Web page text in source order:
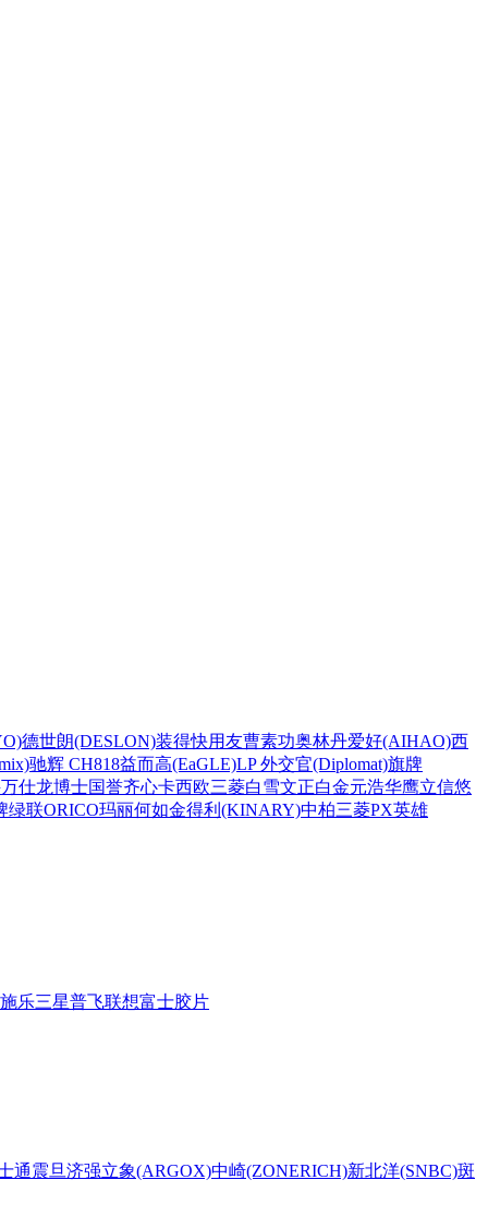
德世朗(DESLON)装得快用友曹素功奥林丹爱好(AIHAO)西
驰辉 CH818益而高(EaGLE)LP 外交官(Diplomat)旗牌
万仕龙博士国誉齐心卡西欧三菱白雪文正白金元浩华鹰立信悠
绿联ORICO玛丽何如金得利(KINARY)中柏三菱PX英雄
乐三星普飞联想富士胶片
通震旦济强立象(ARGOX)中崎(ZONERICH)新北洋(SNBC)斑